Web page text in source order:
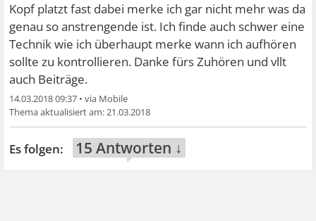
Kopf platzt fast dabei merke ich gar nicht mehr was da
genau so anstrengende ist. Ich finde auch schwer eine
Technik wie ich überhaupt merke wann ich aufhören
sollte zu kontrollieren. Danke fürs Zuhören und vllt
auch Beiträge.
14.03.2018 09:37 •
21.03.2018
15 Antworten ↓